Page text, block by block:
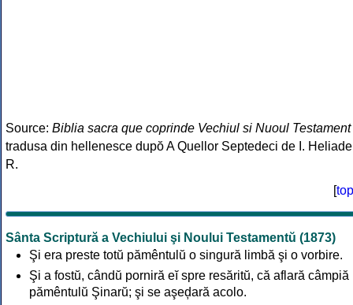
Source: Biblia sacra que coprinde Vechiul si Nuoul Testament
tradusa din hellenesce dupŏ A Quellor Septedeci de I. Heliade
R.
[top
Sânta Scriptură a Vechiului şi Noului Testamentŭ (1873)
Şi era preste totŭ pămêntulŭ o singură limbă şi o vorbire.
Şi a fostŭ, cândŭ porniră eĭ spre resăritŭ, că aflară câmpiă
pămêntulŭ Şinarŭ; şi se aşeḑară acolo.